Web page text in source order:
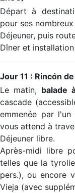
Départ à
pour ses
Déjeuner, puis
Dîner et
Jour 11 : Rincón
Le matin, balade
cascade
emmenée par
vous attend à
Déjeuner libre.
Après-midi libre
telles que la
pers.), ou encore
Vieja (avec